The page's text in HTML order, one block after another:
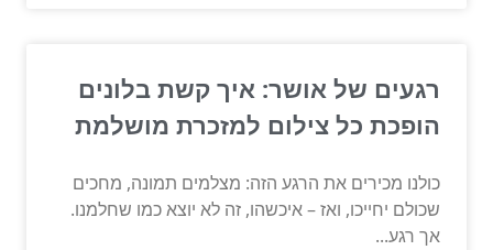
רגעים של אושר: איך קשת בלונים
הופכת כל צילום למזכרת מושלמת
כולנו מכירים את הרגע הזה: מצלמים תמונה, מחכים
שכולם יחייכו, ואז – איכשהו, זה לא יוצא כמו שחלמנו.
אך רגע...